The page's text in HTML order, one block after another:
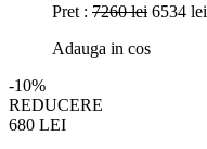
Pret : 7260 lei 6534 lei
Adauga in cos
-10%
REDUCERE
680 LEI